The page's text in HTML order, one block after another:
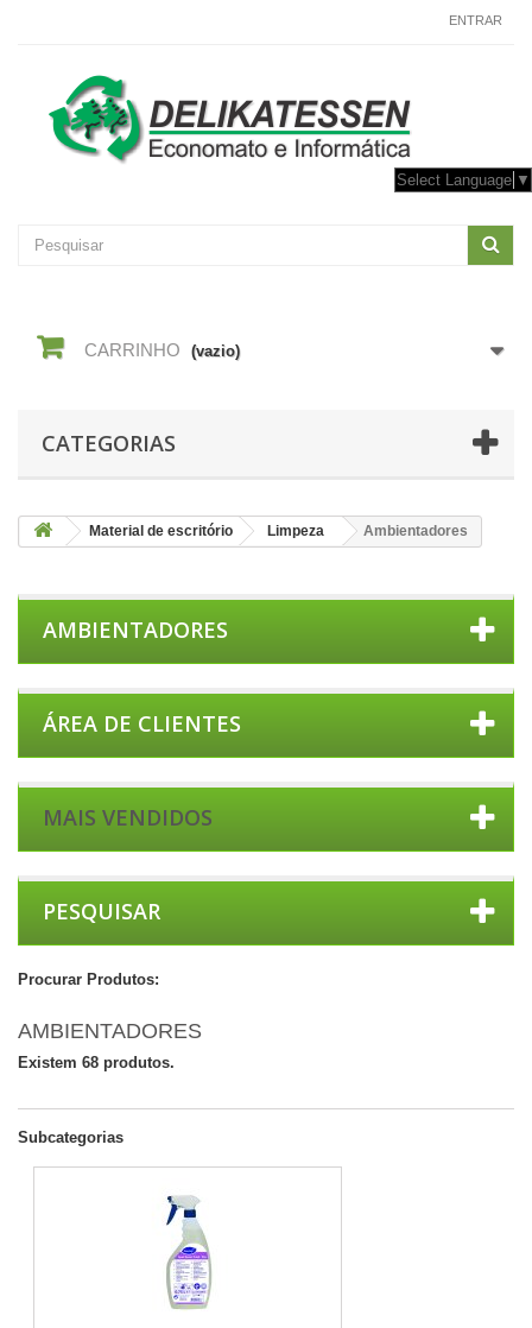
ENTRAR
Select Language ▼
CARRINHO (vazio)
CATEGORIAS
Material de escritório Limpeza Ambientadores
AMBIENTADORES
ÁREA DE CLIENTES
MAIS VENDIDOS
PESQUISAR
Procurar Produtos:
AMBIENTADORES
Existem 68 produtos.
Subcategorias